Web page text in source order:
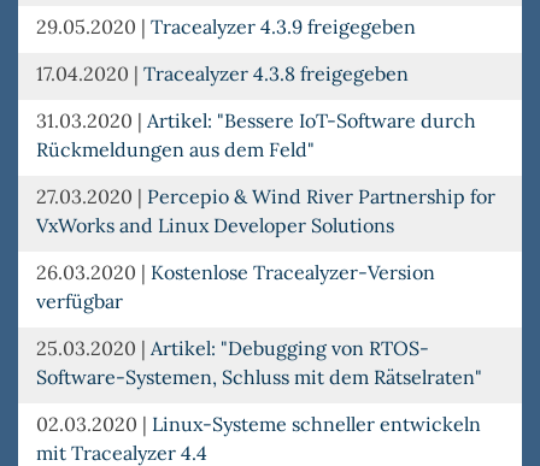
29.05.2020 | Tracealyzer 4.3.9 freigegeben
17.04.2020 | Tracealyzer 4.3.8 freigegeben
31.03.2020 | Artikel: "Bessere IoT-Software durch
Rückmeldungen aus dem Feld"
27.03.2020 | Percepio & Wind River Partnership for
VxWorks and Linux Developer Solutions
26.03.2020 | Kostenlose Tracealyzer-Version
verfügbar
25.03.2020 | Artikel: "Debugging von RTOS-
Software-Systemen, Schluss mit dem Rätselraten"
02.03.2020 | Linux-Systeme schneller entwickeln
mit Tracealyzer 4.4